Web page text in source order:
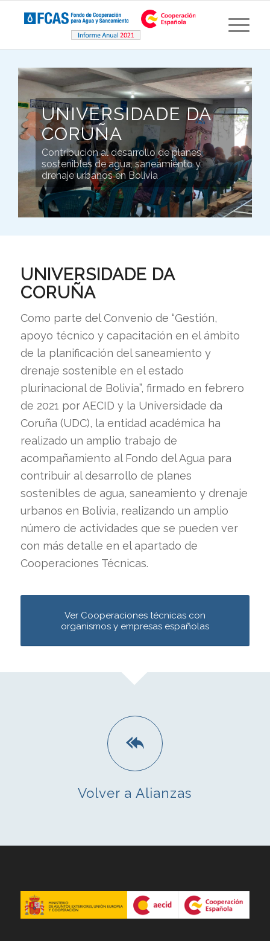
UNIVERSIDADE DA
CORUÑA
Contribución al desarrollo de planes
sostenibles de agua, saneamiento y
drenaje urbanos en Bolivia
UNIVERSIDADE DA
CORUÑA
Como parte del Convenio de “Gestión,
apoyo técnico y capacitación en el ámbito
de la planificación del saneamiento y
drenaje sostenible en el estado
plurinacional de Bolivia”, firmado en febrero
de 2021 por AECID y la Universidade da
Coruña (UDC), la entidad académica ha
realizado un amplio trabajo de
acompañamiento al Fondo del Agua para
contribuir al desarrollo de planes
sostenibles de agua, saneamiento y drenaje
urbanos en Bolivia, realizando un amplio
número de actividades que se pueden ver
con más detalle en el apartado de
Cooperaciones Técnicas.
Ver Cooperaciones técnicas con
organismos y empresas españolas
Volver a Alianzas